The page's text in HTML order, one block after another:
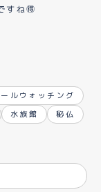
すね🉐
ルウォッチング
水族館
秘仏